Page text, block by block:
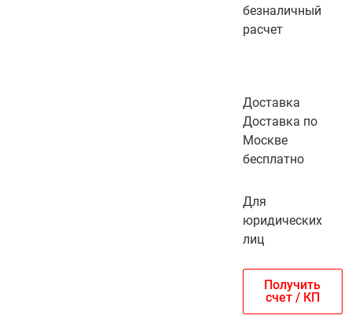
безналичный
расчет
Доставка
Доставка по
Москве
бесплатно
Для
юридических
лиц
Получить
счет / КП